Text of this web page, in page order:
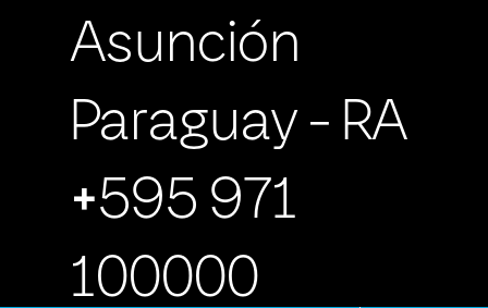
Asunción
Paraguay - RA
+595 971
100000